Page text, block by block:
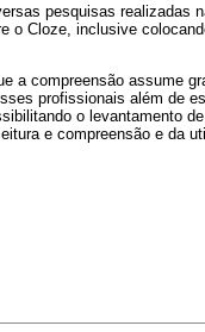
pesquisas realizadas
o Cloze, inclusive
a compreensão assume
profissionais além de
o levantamento
e compreensão e da